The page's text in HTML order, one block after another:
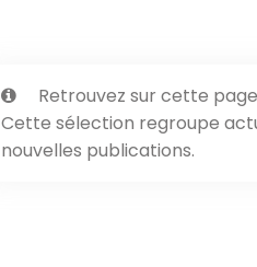
Retrouvez sur cette
Cette sélection regroupe
nouvelles publications.